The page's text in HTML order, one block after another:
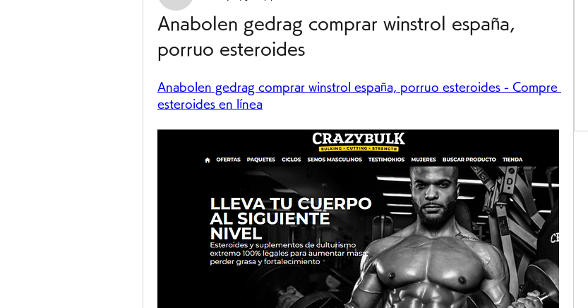
Anabolen gedrag comprar winstrol españa,
porruo esteroides
Anabolen gedrag comprar winstrol españa, porruo esteroides - Compre
esteroides en línea